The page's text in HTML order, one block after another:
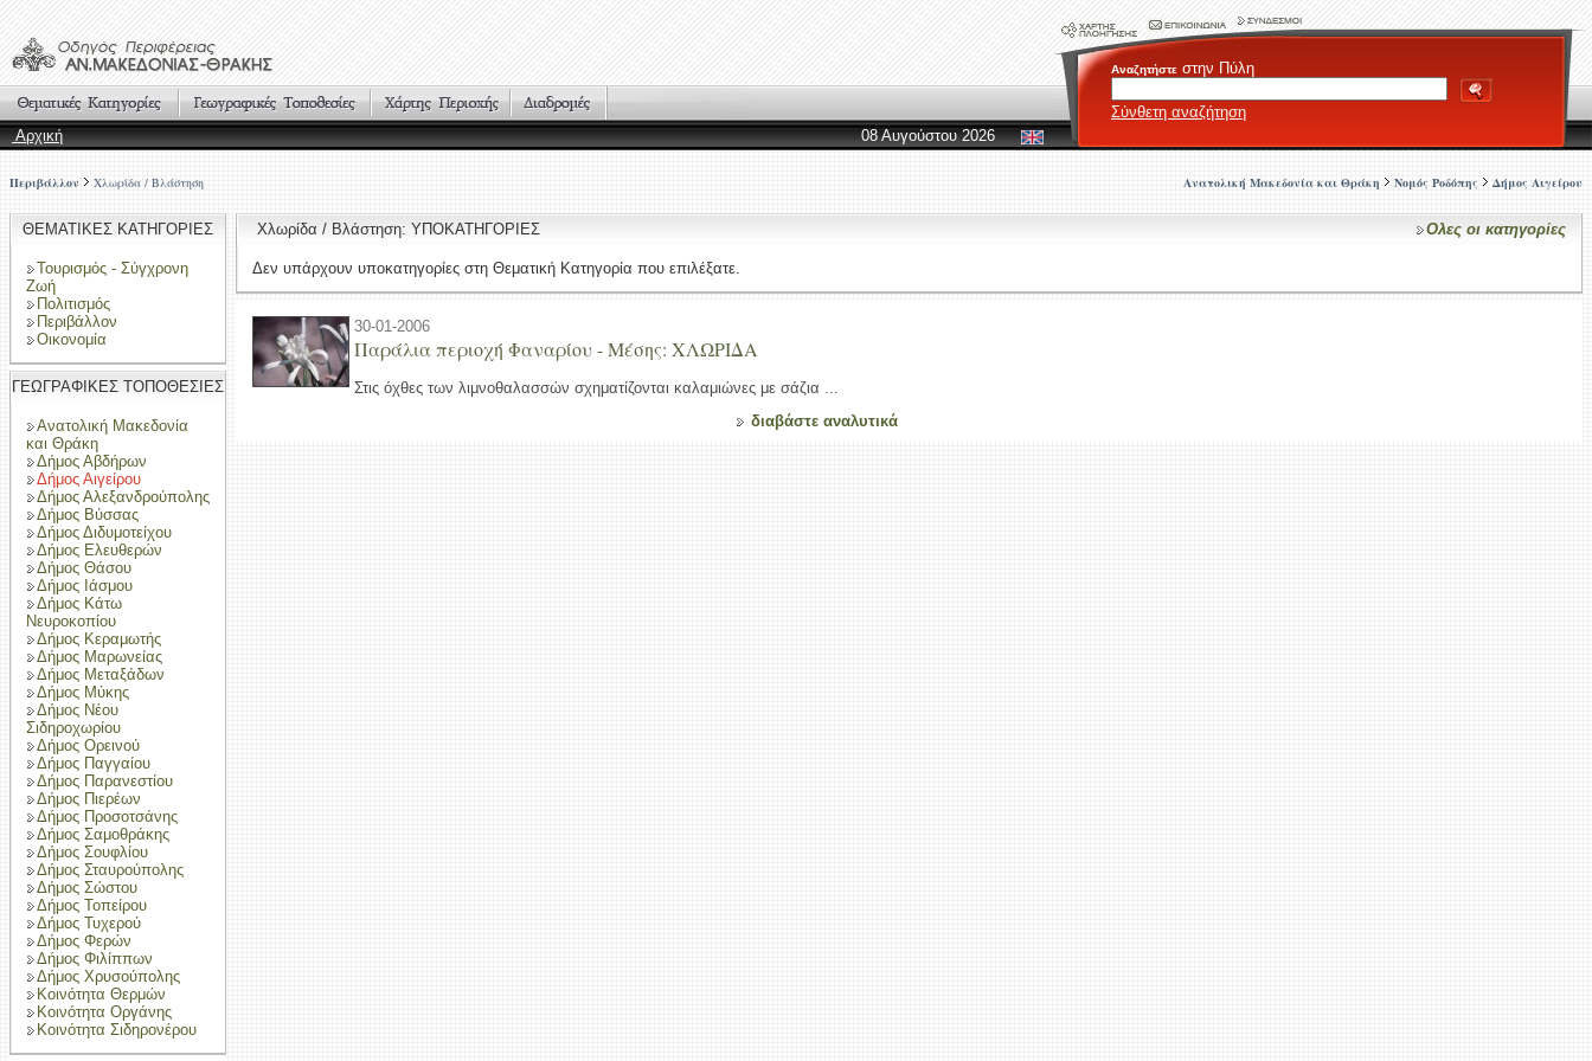
Αναζητήστε στην Πύλη
Σύνθετη αναζήτηση
Αρχική
08 Αυγούστου 2026
Περιβάλλον Χλωρίδα / Βλάστηση Ανατολική Μακεδονία και Θράκη Νομός Ροδόπης Δήμος Αιγείρου
ΘΕΜΑΤΙΚΕΣ ΚΑΤΗΓΟΡΙΕΣ
Τουρισμός - Σύγχρονη
Ζωή
Πολιτισμός
Περιβάλλον
Οικονομία
ΓΕΩΓΡΑΦΙΚΕΣ ΤΟΠΟΘΕΣΙΕΣ
Ανατολική Μακεδονία
και Θράκη
Δήμος Αβδήρων
Δήμος Αιγείρου
Δήμος Αλεξανδρούπολης
Δήμος Βύσσας
Δήμος Διδυμοτείχου
Δήμος Ελευθερών
Δήμος Θάσου
Δήμος Ιάσμου
Δήμος Κάτω
Νευροκοπίου
Δήμος Κεραμωτής
Δήμος Μαρωνείας
Δήμος Μεταξάδων
Δήμος Μύκης
Δήμος Νέου
Σιδηροχωρίου
Δήμος Ορεινού
Δήμος Παγγαίου
Δήμος Παρανεστίου
Δήμος Πιερέων
Δήμος Προσοτσάνης
Δήμος Σαμοθράκης
Δήμος Σουφλίου
Δήμος Σταυρούπολης
Δήμος Σώστου
Δήμος Τοπείρου
Δήμος Τυχερού
Δήμος Φερών
Δήμος Φιλίππων
Δήμος Χρυσούπολης
Κοινότητα Θερμών
Κοινότητα Οργάνης
Κοινότητα Σιδηρονέρου
Χλωρίδα / Βλάστηση: ΥΠΟΚΑΤΗΓΟΡΙΕΣ Ολες οι κατηγορίες
Δεν υπάρχουν υποκατηγορίες στη Θεματική Κατηγορία που επιλέξατε.
30-01-2006
Παράλια περιοχή Φαναρίου - Μέσης: ΧΛΩΡΙΔΑ
Στις όχθες των λιμνοθαλασσών σχηματίζονται καλαμιώνες με σάζια ...
διαβάστε αναλυτικά